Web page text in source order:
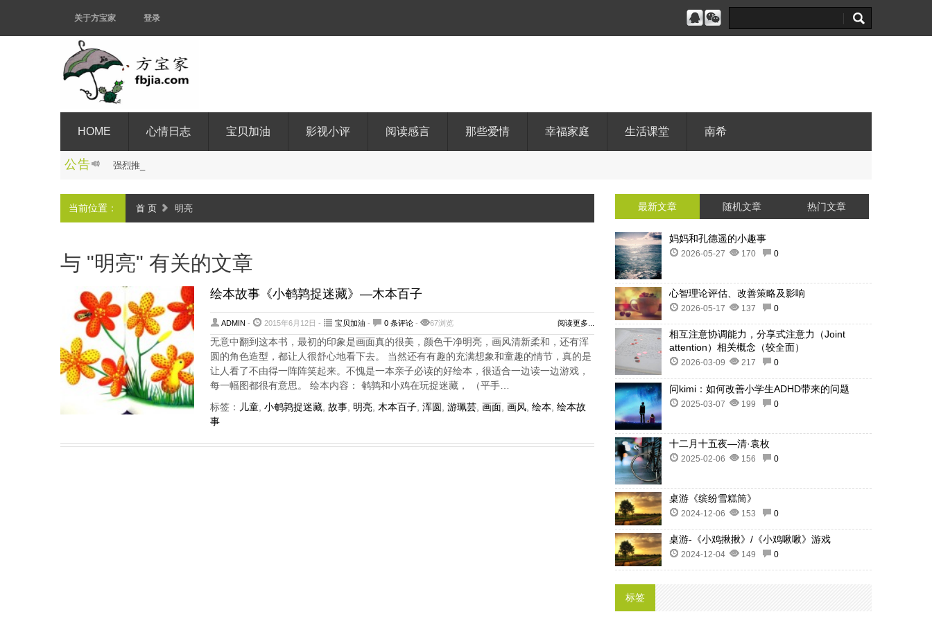
关于方宝家 登录
HOME 心情日志 宝贝加油 影视小评 阅读感言 那些爱情 幸福家庭 生活课堂 南希
公告 强烈推
当前位置： 首 页 明亮
与 "明亮" 有关的文章
绘本故事《小鹌鹑捉迷藏》—木本百子
ADMIN - 2015年6月12日 - 宝贝加油 - 0 条评论- 67浏览 阅读更多...
无意中翻到这本书，最初的印象是画面真的很美，颜色干净明亮，画风清新柔和，还有浑
圆的角色造型，都让人很舒心地看下去。 当然还有有趣的充满想象和童趣的情节，真的是
让人看了不由得一阵阵笑起来。不愧是一本亲子必读的好绘本，很适合一边读一边游戏，
每一幅图都很有意思。 绘本内容： 鹌鹑和小鸡在玩捉迷藏， （平手…
标签： 儿童, 小鹌鹑捉迷藏, 故事, 明亮, 木本百子, 浑圆 游珮芸, 画面, 画风, 绘本 绘本故
事
最新文章 随机文章 热门文章
妈妈和孔德遥的小趣事
2026-05-27 170 0
心智理论评估、改善策略及影响
2026-05-17 137 0
相互注意协调能力，分享式注意力（Joint
attention）相关概念（较全面）
2026-03-09 217 0
问kimi：如何改善小学生ADHD带来的问题
2025-03-07 199 0
十二月十五夜—清·袁枚
2025-02-06 156 0
桌游《缤纷雪糕筒》
2024-12-06 153 0
桌游-《小鸡揪揪》/《小鸡啾啾》游戏
2024-12-04 149 0
标签